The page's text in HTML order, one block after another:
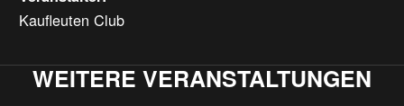
Kaufleuten Club
WEITERE VERANSTALTUNGEN